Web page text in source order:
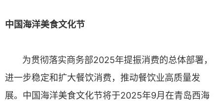
中国海洋美食文化节
为贯彻落实商务部2025年提振消费的总体部署，
进一步稳定和扩大餐饮消费，推动餐饮业高质量发
展。中国海洋美食文化节将于2025年9月在青岛西海